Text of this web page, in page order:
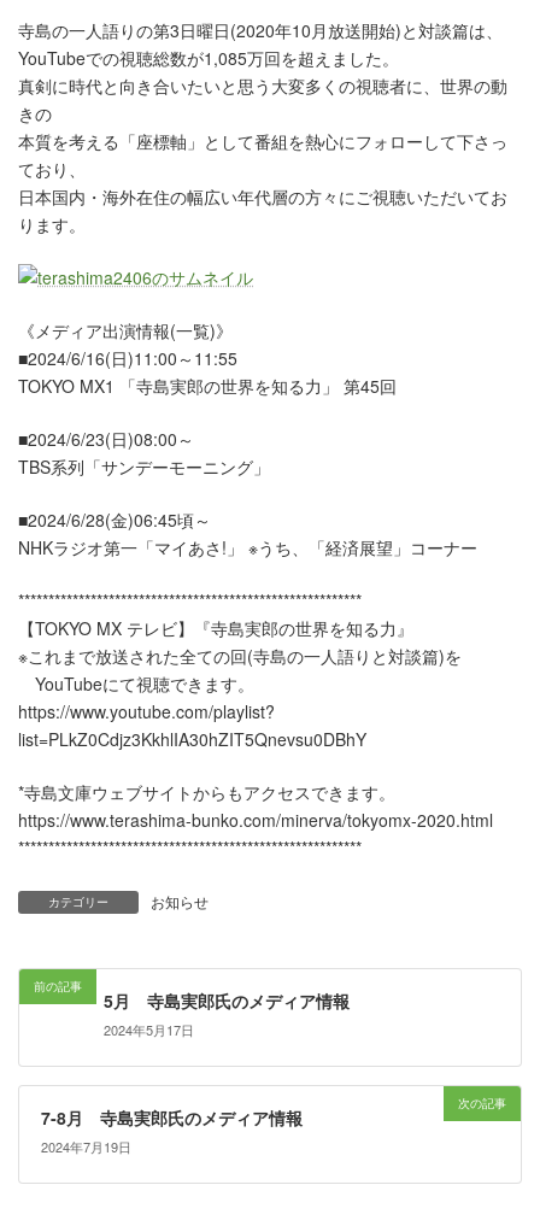
寺島の一人語りの第3日曜日(2020年10月放送開始)と対談篇は、
YouTubeでの視聴総数が1,085万回を超えました。
真剣に時代と向き合いたいと思う大変多くの視聴者に、世界の動
きの
本質を考える「座標軸」として番組を熱心にフォローして下さっ
ており、
日本国内・海外在住の幅広い年代層の方々にご視聴いただいてお
ります。
《メディア出演情報(一覧)》
■2024/6/16(日)11:00～11:55
TOKYO MX1 「寺島実郎の世界を知る力」 第45回
■2024/6/23(日)08:00～
TBS系列「サンデーモーニング」
■2024/6/28(金)06:45頃～
NHKラジオ第一「マイあさ!」 ※うち、「経済展望」コーナー
*********************************************************
【TOKYO MX テレビ】『寺島実郎の世界を知る力』
※これまで放送された全ての回(寺島の一人語りと対談篇)を
YouTubeにて視聴できます。
https://www.youtube.com/playlist?
list=PLkZ0Cdjz3KkhlIA30hZIT5Qnevsu0DBhY
*寺島文庫ウェブサイトからもアクセスできます。
https://www.terashima-bunko.com/minerva/tokyomx-2020.html
*********************************************************
カテゴリー お知らせ
前の記事
5月 寺島実郎氏のメディア情報
2024年5月17日
次の記事
7-8月 寺島実郎氏のメディア情報
2024年7月19日